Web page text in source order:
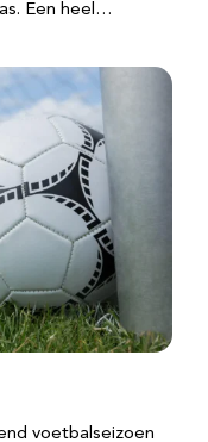
Een heel…
voetbalseizoen